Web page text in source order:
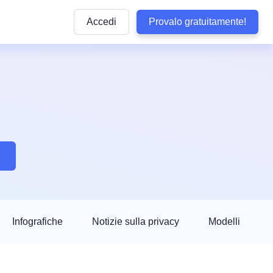
Confronta Termly
Accedi Provalo gratuitamente!
Infografiche Notizie sulla privacy Modelli